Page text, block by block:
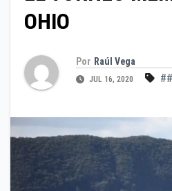
OHIO
Por Raúl Vega
JUL 16, 2020